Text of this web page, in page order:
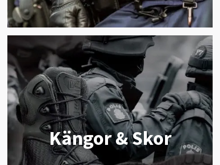
Kängor & Skor